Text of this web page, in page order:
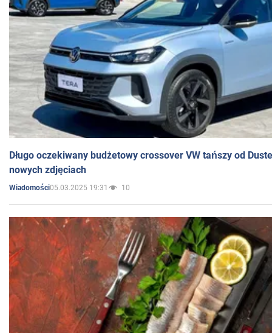
Długo oczekiwany budżetowy crossover VW tańszy od
nowych zdjęciach
Wiadomości05.03.2025 19:31 10